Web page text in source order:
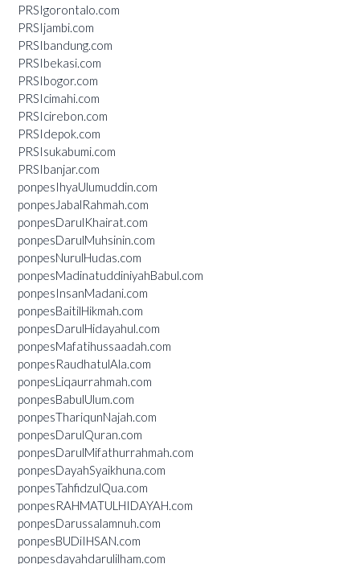
PRSIgorontalo.com
PRSIjambi.com
PRSIbandung.com
PRSIbekasi.com
PRSIbogor.com
PRSIcimahi.com
PRSIcirebon.com
PRSIdepok.com
PRSIsukabumi.com
PRSIbanjar.com
ponpesIhyaUlumuddin.com
ponpesJabalRahmah.com
ponpesDarulKhairat.com
ponpesDarulMuhsinin.com
ponpesNurulHudas.com
ponpesMadinatuddiniyahBabul.com
ponpesInsanMadani.com
ponpesBaitilHikmah.com
ponpesDarulHidayahul.com
ponpesMafatihussaadah.com
ponpesRaudhatulAla.com
ponpesLiqaurrahmah.com
ponpesBabulUlum.com
ponpesThariqunNajah.com
ponpesDarulQuran.com
ponpesDarulMifathurrahmah.com
ponpesDayahSyaikhuna.com
ponpesTahfidzulQua.com
ponpesRAHMATULHIDAYAH.com
ponpesDarussalamnuh.com
ponpesBUDiIHSAN.com
ponpesdayahdarulilham.com